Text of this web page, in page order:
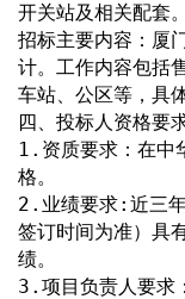
开关站及相关配套。
招标主要内容：厦
计。工作内容包括
车站、公区等，具
四、投标人资格要
1.资质要求：在中
格。
2.业绩要求:近三
签订时间为准）具
绩。
3.项目负责人要求